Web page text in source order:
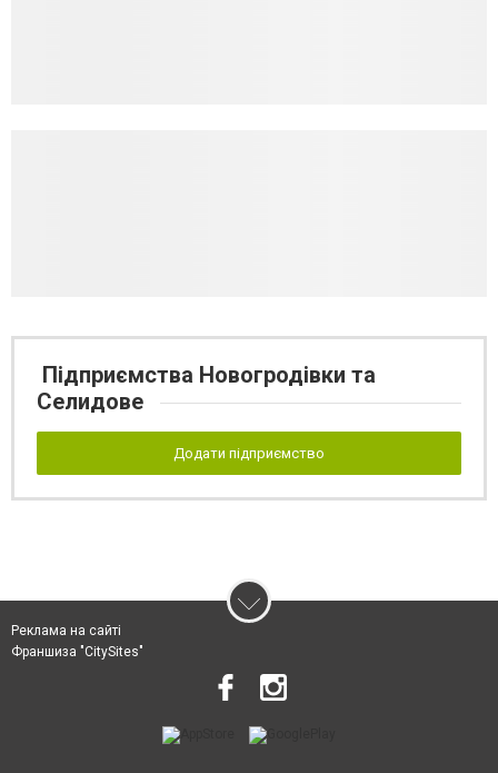
Підприємства Новогродівки та
Селидове
Додати підприємство
Реклама на сайті
Франшиза "CitySites"